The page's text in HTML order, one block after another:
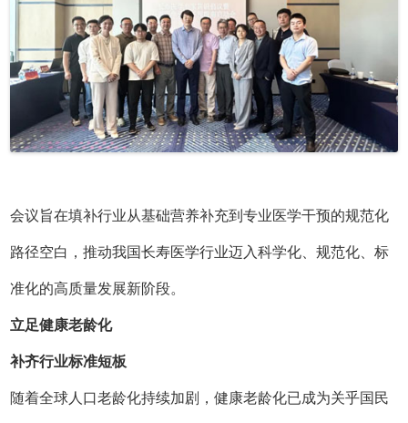
会议旨在填补行业从基础营养补充到专业医学干预的规范化
路径空白，推动我国长寿医学行业迈入科学化、规范化、标
准化的高质量发展新阶段。
立足健康老龄化
补齐行业标准短板
随着全球人口老龄化持续加剧，健康老龄化已成为关乎国民